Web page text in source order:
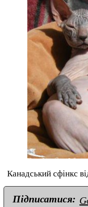
Канадський сфінкс
Підписатися: